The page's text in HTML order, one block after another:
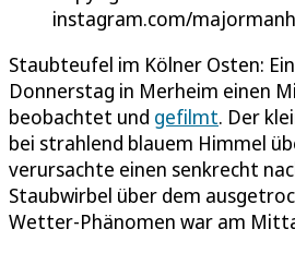
instagram.com/
Staubteufel im Kölner Osten:
Donnerstag in Merheim einen
beobachtet und gefilmt. Der
bei strahlend blauem Himmel
verursachte einen senkrecht
Staubwirbel über dem
Wetter-Phänomen war am